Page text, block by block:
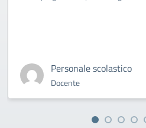
Personale scolastico
Docente